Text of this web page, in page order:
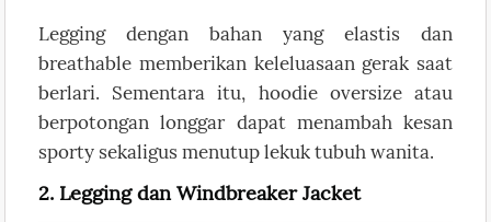
Legging dengan bahan yang elastis dan
breathable memberikan keleluasaan gerak saat
berlari. Sementara itu, hoodie oversize atau
berpotongan longgar dapat menambah kesan
sporty sekaligus menutup lekuk tubuh wanita.
2. Legging dan Windbreaker Jacket